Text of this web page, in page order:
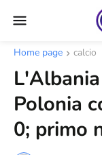
Home page calcio
Polonia
0; primo